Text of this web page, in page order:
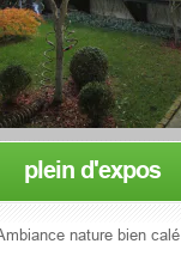
plein d'expos
nature bien calé